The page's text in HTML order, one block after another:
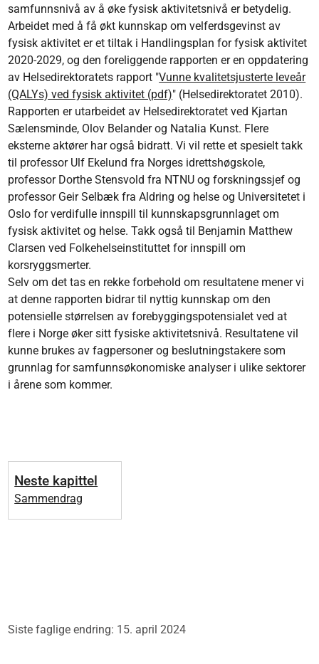
samfunnsnivå av å øke fysisk aktivitetsnivå er betydelig.
Arbeidet med å få økt kunnskap om velferdsgevinst av
fysisk aktivitet er et tiltak i Handlingsplan for fysisk aktivitet
2020-2029, og den foreliggende rapporten er en oppdatering
av Helsedirektoratets rapport "Vunne kvalitetsjusterte leveår
(QALYs) ved fysisk aktivitet (pdf)" (Helsedirektoratet 2010).
Rapporten er utarbeidet av Helsedirektoratet ved Kjartan
Sælensminde, Olov Belander og Natalia Kunst. Flere
eksterne aktører har også bidratt. Vi vil rette et spesielt takk
til professor Ulf Ekelund fra Norges idrettshøgskole,
professor Dorthe Stensvold fra NTNU og forskningssjef og
professor Geir Selbæk fra Aldring og helse og Universitetet i
Oslo for verdifulle innspill til kunnskapsgrunnlaget om
fysisk aktivitet og helse. Takk også til Benjamin Matthew
Clarsen ved Folkehelseinstituttet for innspill om
korsryggsmerter.
Selv om det tas en rekke forbehold om resultatene mener vi
at denne rapporten bidrar til nyttig kunnskap om den
potensielle størrelsen av forebyggingspotensialet ved at
flere i Norge øker sitt fysiske aktivitetsnivå. Resultatene vil
kunne brukes av fagpersoner og beslutningstakere som
grunnlag for samfunnsøkonomiske analyser i ulike sektorer
i årene som kommer.
Neste kapittel
Sammendrag
Siste faglige endring: 15. april 2024